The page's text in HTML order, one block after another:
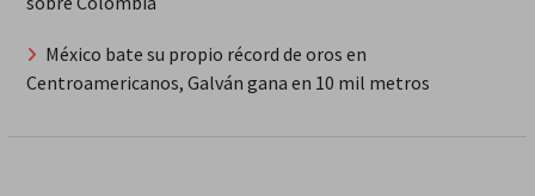
México bate su propio récord de oros en
Centroamericanos, Galván gana en 10 mil metros